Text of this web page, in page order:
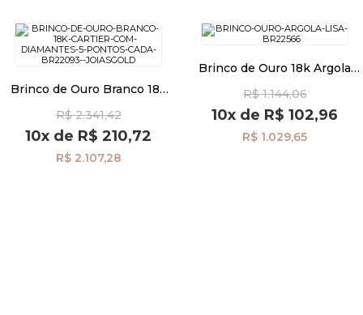
Brinco de Ouro Branco 18k
Pontos cada br22093
R$ 2.341,42
10x de R$ 210,72
R$ 2.107,28
Brinco de Ouro 18k Argola
R$ 1.144,06
10x de R$ 102,96
R$ 1.029,65